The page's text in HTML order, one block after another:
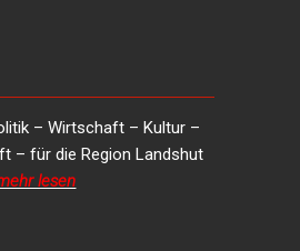
– Wirtschaft – Kultur –
– für die Region Landshut
lesen